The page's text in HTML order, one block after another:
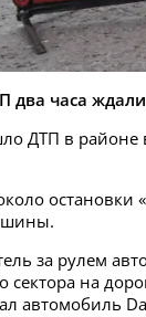
два часа
ДТП в районе
остановки
за рулем
сектора на
автомобиль